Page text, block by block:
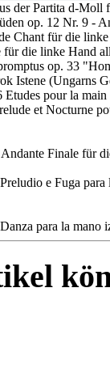
der Partita d-
op. 12 Nr. 9 -
Chant für die
für die linke Hand
op. 33
Istene (Ungarns
Etudes pour la
et Nocturne
Finale für
e Fuga para
para la